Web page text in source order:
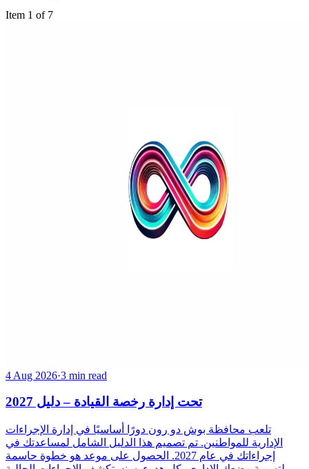
Item 1 of 7
4 Aug 2026·3 min read
تحت إدارة رخصة القيادة – دليل 2027
تلعب محافظة بوش دو رون دورًا أساسيًا في إدارة الإجراءات
الإدارية للمواطنين. تم تصميم هذا الدليل الشامل لمساعدتك في
إجراءاتك في عام 2027. الحصول على موعد هو خطوة حاسمة